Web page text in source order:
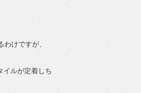
けですが、
イルが定着しち